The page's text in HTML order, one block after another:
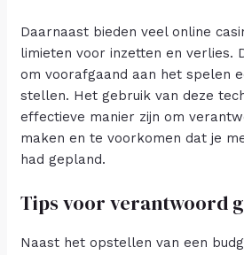
Daarnaast bieden veel online
limieten voor inzetten en verlies.
om voorafgaand aan het spelen
stellen. Het gebruik van deze
effectieve manier zijn om
maken en te voorkomen dat je
had gepland.
Tips voor verantwoord
Naast het opstellen van een